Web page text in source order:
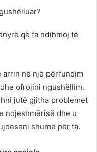
që ta ndihmoj të
arrin në një përfundim
ofrojini ngushëllim.
jutë gjitha problemet
ndjeshmërisë dhe u
shumë për ta.